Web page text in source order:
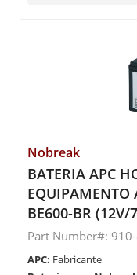
Nobreak
BATERIA APC
EQUIPAMENTO
BE600-BR (12V/
Part Number#:
APC: Fabricante